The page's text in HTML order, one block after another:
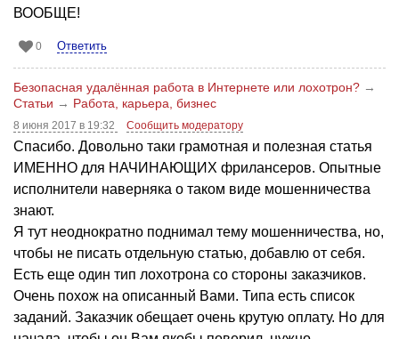
ВООБЩЕ!
0 Ответить
Безопасная удалённая работа в Интернете или лохотрон? →
Статьи → Работа, карьера, бизнес
8 июня 2017 в 19:32 Сообщить модератору
Спасибо. Довольно таки грамотная и полезная статья
ИМЕННО для НАЧИНАЮЩИХ фрилансеров. Опытные
исполнители наверняка о таком виде мошенничества
знают.
Я тут неоднократно поднимал тему мошенничества, но,
чтобы не писать отдельную статью, добавлю от себя.
Есть еще один тип лохотрона со стороны заказчиков.
Очень похож на описанный Вами. Типа есть список
заданий. Заказчик обещает очень крутую оплату. Но для